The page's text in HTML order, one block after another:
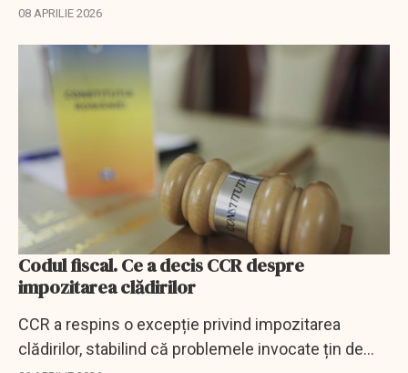
rolul ANRE și al Guvernului în stabilirea cotelor de
08 APRILIE 2026
Codul fiscal. Ce a decis CCR despre
impozitarea clădirilor
CCR a respins o excepție privind impozitarea
clădirilor, stabilind că problemele invocate țin de